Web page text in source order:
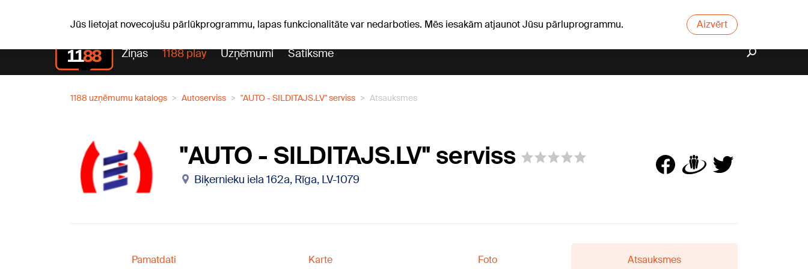
Jūs lietojat novecojušu pārlūkprogrammu, lapas funkcionalitāte var nedarboties. Mēs iesakām atjaunot Jūsu pārluprogrammu. Aizvērt
Ziņas 1188 play Uzņēmumi Satiksme
1188 uzņēmumu katalogs Autoserviss "AUTO - SILDITAJS.LV" serviss Atsauksmes
"AUTO - SILDITAJS.LV" serviss
Biķernieku iela 162a, Rīga, LV-1079
Pamatdati Karte Foto Atsauksmes